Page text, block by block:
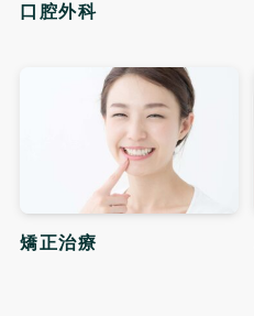
口腔外科
矯正治療